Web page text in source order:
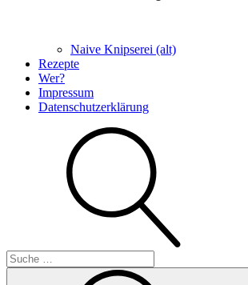
Naive Knipserei (alt)
Rezepte
Wer?
Impressum
Datenschutzerklärung